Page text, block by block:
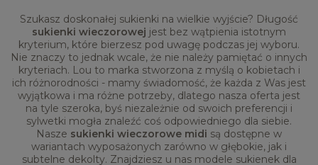
Szukasz doskonałej sukienki na wielkie wyjście? Długość
sukienki wieczorowej jest bez wątpienia istotnym
kryterium, które bierzesz pod uwagę podczas jej wyboru.
Nie znaczy to jednak wcale, że nie należy pamiętać o innych
kryteriach. Lou to marka stworzona z myślą o kobietach i
ich różnorodności - mamy świadomość, że każda z Was jest
wyjątkowa i ma różne potrzeby, dlatego nasza oferta jest
na tyle szeroka, byś niezależnie od swoich preferencji i
sylwetki mogła znaleźć coś odpowiedniego dla siebie.
Nasze sukienki wieczorowe midi są dostępne w
wariantach wyposażonych zarówno w głębokie, jak i
subtelne dekolty. Znajdziesz u nas modele sukienek dla